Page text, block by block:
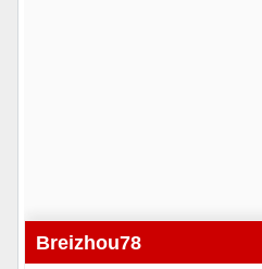
Breizhou78